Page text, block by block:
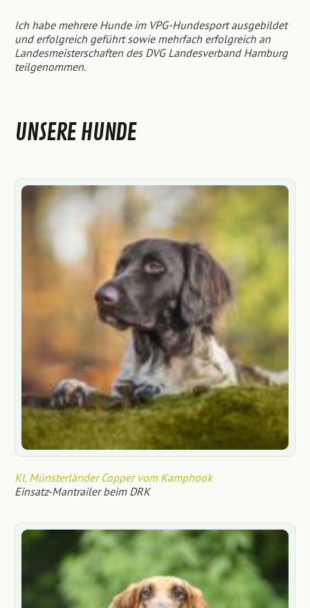
Ich habe mehrere Hunde im VPG-Hundesport ausgebildet
und erfolgreich geführt sowie mehrfach erfolgreich an
Landesmeisterschaften des DVG Landesverband Hamburg
teilgenommen.
UNSERE HUNDE
Kl. Münsterländer Copper vom Kamphook
Einsatz-Mantrailer beim DRK